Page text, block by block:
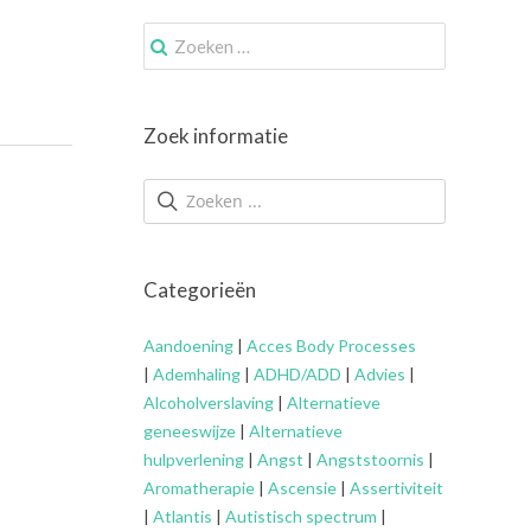
Zoek
naar:
Zoek informatie
Categorieën
Aandoening | Acces Body Processes
| Ademhaling | ADHD/ADD | Advies |
Alcoholverslaving | Alternatieve
geneeswijze | Alternatieve
hulpverlening | Angst | Angststoornis |
Aromatherapie | Ascensie | Assertiviteit
| Atlantis | Autistisch spectrum |